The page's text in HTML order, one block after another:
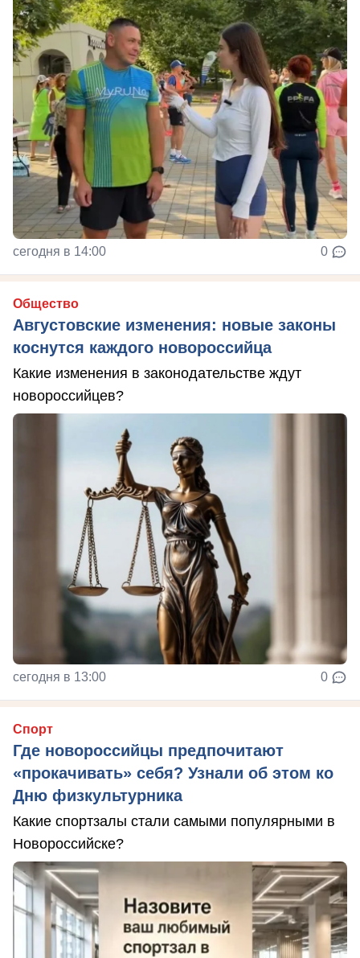
сегодня в 14:00 0
Общество
Августовские изменения: новые законы
коснутся каждого новороссийца
Какие изменения в законодательстве ждут
новороссийцев?
сегодня в 13:00 0
Спорт
Где новороссийцы предпочитают
«прокачивать» себя? Узнали об этом ко
Дню физкультурника
Какие спортзалы стали самыми популярными в
Новороссийске?